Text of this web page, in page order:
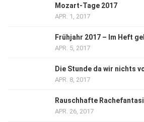
Mozart-Tage 2017
APR. 1, 2017
Frühjahr 2017 – Im Heft
APR. 5, 2017
Die Stunde da wir nichts
APR. 8, 2017
Rauschhafte
APR. 26, 2017